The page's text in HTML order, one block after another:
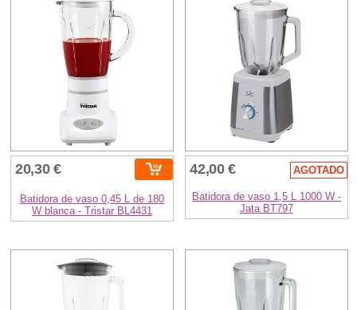
20,30 €
Batidora de vaso 0,45 L de 180
W blanca - Tristar BL4431
42,00 € AGOTADO
Batidora de vaso 1,5 L 1000 W -
Jata BT797